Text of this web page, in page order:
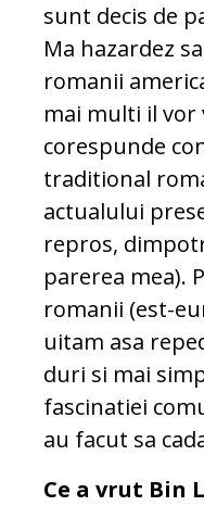
sunt decis de
Ma hazardez
romanii
mai multi il vor
corespunde
traditional
actualului
repros,
parerea mea).
romanii (est-
uitam asa
duri si mai
fascinatiei
au facut sa
Ce a vrut Bin